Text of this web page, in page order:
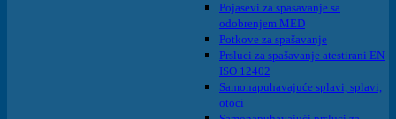
Pojasevi za spasavanje sa
odobrenjem MED
Potkove za spašavanje
Prsluci za spašavanje atestirani EN
ISO 12402
Samonapuhavajuće splavi, splavi,
otoci